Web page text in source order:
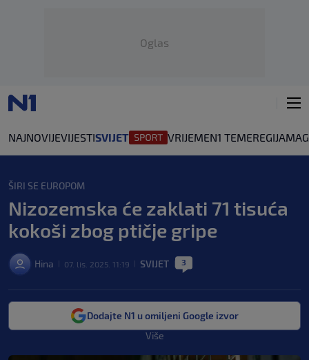
Oglas
NAJNOVIJEVIJESTISVIJET VRIJEMEN1 TEMEREGIJA
ŠIRI SE EUROPOM
Nizozemska će zaklati 71 tisuća
kokoši zbog ptičje gripe
Hina 07. lis. 2025. 11:19 SVIJET 3
Dodajte N1 u omiljeni Google izvor
Više